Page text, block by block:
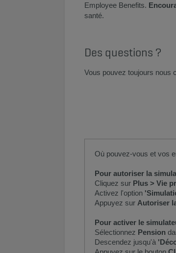
Employee Benefits.
santé.
​​​Des questions ?
Vous pouvez toujours nous
Où pouvez-vous et vos
Pour autor​iser la
Cliquez sur Plus > Vie
Activez l'option
Appuyez sur Autoriser
Pour activer le
Sélectionnez Pension
Descendez jusqu'à